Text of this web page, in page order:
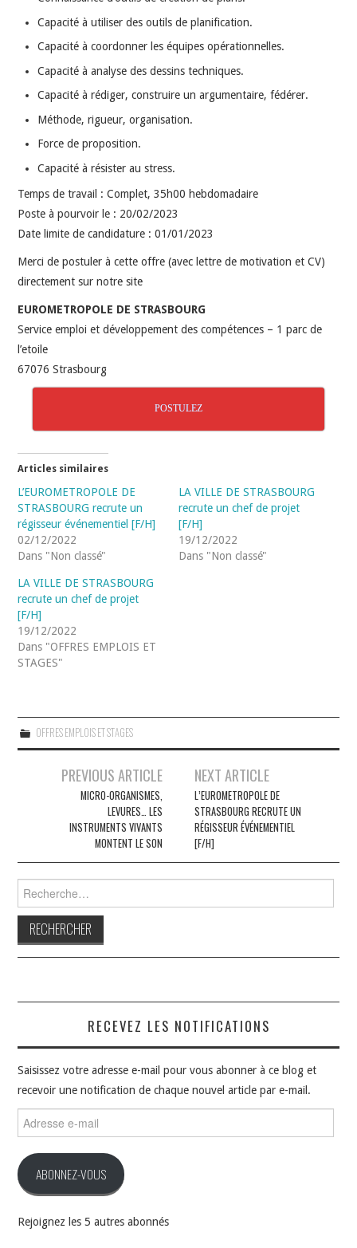
Capacité à utiliser des outils de planification.
Capacité à coordonner les équipes opérationnelles.
Capacité à analyse des dessins techniques.
Capacité à rédiger, construire un argumentaire, fédérer.
Méthode, rigueur, organisation.
Force de proposition.
Capacité à résister au stress.
Temps de travail : Complet, 35h00 hebdomadaire
Poste à pourvoir le : 20/02/2023
Date limite de candidature : 01/01/2023
Merci de postuler à cette offre (avec lettre de motivation et CV)
directement sur notre site
EUROMETROPOLE DE STRASBOURG
Service emploi et développement des compétences – 1 parc de
l’etoile
67076 Strasbourg
POSTULEZ
Articles similaires
L’EUROMETROPOLE DE
STRASBOURG recrute un
régisseur événementiel [F/H]
02/12/2022
Dans "Non classé"
LA VILLE DE STRASBOURG
recrute un chef de projet
[F/H]
19/12/2022
Dans "Non classé"
LA VILLE DE STRASBOURG
recrute un chef de projet
[F/H]
19/12/2022
Dans "OFFRES EMPLOIS ET
STAGES"
OFFRES EMPLOIS ET STAGES
NavigationPREVIOUS ARTICLE
MICRO-ORGANISMES,
LEVURES… LES
INSTRUMENTS VIVANTS
MONTENT LE SON
NEXT ARTICLE
L’EUROMETROPOLE DE
STRASBOURG RECRUTE UN
RÉGISSEUR ÉVÉNEMENTIEL
[F/H]
RECEVEZ LES NOTIFICATIONS
Saisissez votre adresse e-mail pour vous abonner à ce blog et
recevoir une notification de chaque nouvel article par e-mail.
e-
ABONNEZ-VOUS
Rejoignez les 5 autres abonnés